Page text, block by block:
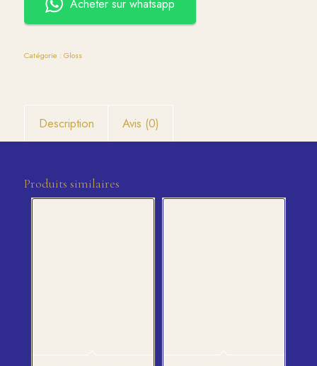
Acheter sur whatsapp
Catégorie : Gloss
Description Avis (0)
Produits similaires